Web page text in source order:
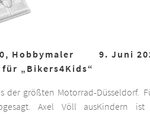
Hobbymaler
„Bikers4Kids“
der größten Motorrad-
Axel Völl aus
9. Juni
Düsseldorf.
Kindern ist